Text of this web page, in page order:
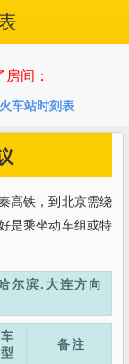
间：
车站时刻表
高铁，到北京需绕
是乘坐动车组或特
尔滨.大连方向
车
型
备注